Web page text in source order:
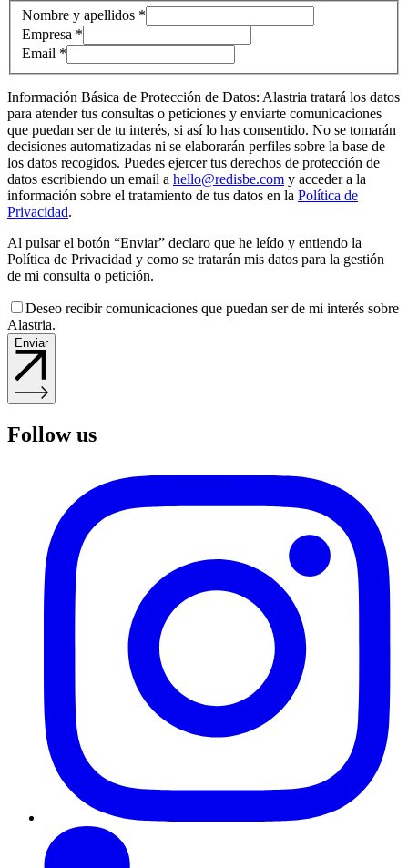
Información de contacto
Nombre y apellidos *
Empresa *
Email *
Información Básica de Protección de Datos: Alastria tratará los datos
para atender tus consultas o peticiones y enviarte comunicaciones
que puedan ser de tu interés, si así lo has consentido. No se tomarán
decisiones automatizadas ni se elaborarán perfiles sobre la base de
los datos recogidos. Puedes ejercer tus derechos de protección de
datos escribiendo un email a hello@redisbe.com y acceder a la
información sobre el tratamiento de tus datos en la Política de
Privacidad.
Al pulsar el botón “Enviar” declaro que he leído y entiendo la
Política de Privacidad y como se tratarán mis datos para la gestión
de mi consulta o petición.
Deseo recibir comunicaciones que puedan ser de mi interés sobre
Alastria.
Enviar
Follow us